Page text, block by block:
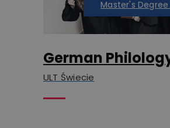
Master's
German
ULT Świecie